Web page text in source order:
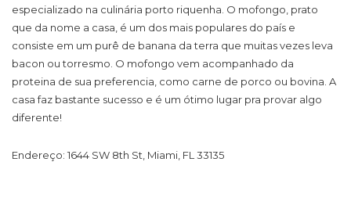
especializado na culinária porto riquenha. O mofongo, prato
que da nome a casa, é um dos mais populares do país e
consiste em um purê de banana da terra que muitas vezes leva
bacon ou torresmo. O mofongo vem acompanhado da
proteina de sua preferencia, como carne de porco ou bovina. A
casa faz bastante sucesso e é um ótimo lugar pra provar algo
diferente!
Endereço: 1644 SW 8th St, Miami, FL 33135